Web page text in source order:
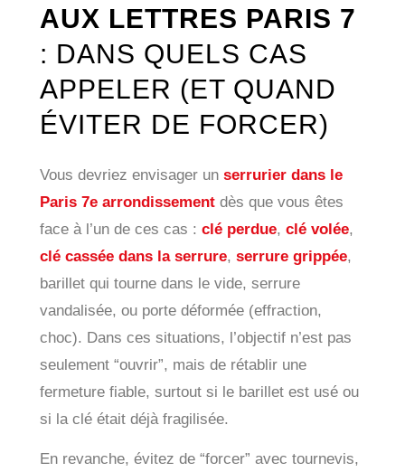
AUX LETTRES PARIS 7
: DANS QUELS CAS
APPELER (ET QUAND
ÉVITER DE FORCER)
Vous devriez envisager un serrurier dans le
Paris 7e arrondissementdès que vous êtes
face à l’un de ces cas : clé perdue, clé volée,
clé cassée dans la serrure, serrure grippée,
barillet qui tourne dans le vide, serrure
vandalisée, ou porte déformée (effraction,
choc). Dans ces situations, l’objectif n’est pas
seulement “ouvrir”, mais de rétablir une
fermeture fiable, surtout si le barillet est usé ou
si la clé était déjà fragilisée.
En revanche, évitez de “forcer” avec tournevis,